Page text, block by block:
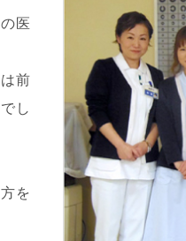
医
前
し
を